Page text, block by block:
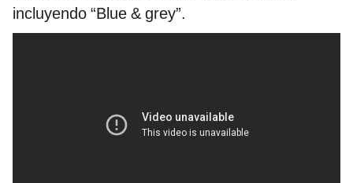
incluyendo “Blue & grey”.